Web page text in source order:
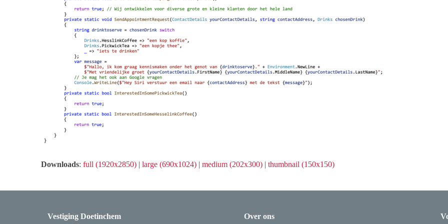
Downloads: full (1920x2850) | large (690x1024) | medium (202x300) | thumbnail (150x150)
Vestiging Doetinchem Over ons